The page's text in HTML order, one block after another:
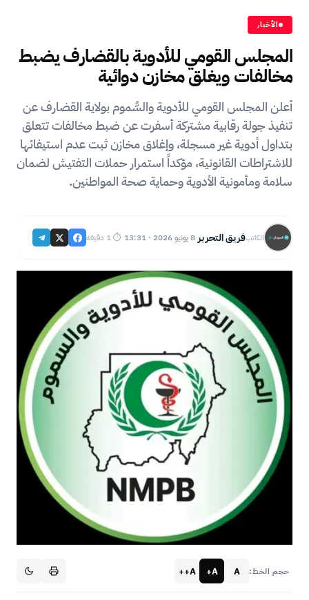
الأخبار
المجلس القومي للأدوية بالقضارف يضبط
مخالفات ويغلق مخازن دوائية
أعلن المجلس القومي للأدوية والسُّموم بولاية القضارف عن
تنفيذ جولة رقابية مشتركة أسفرت عن ضبط مخالفات تتعلق
بتداول أدوية غير مسجلة، وإغلاق مخازن ثبت عدم استيفائها
للاشتراطات القانونية، مؤكداً استمرار حملات التفتيش لضمان
سلامة ومأمونية الأدوية وحماية صحة المواطنين.
الكاتبفريق التحرير·8 يونيو 2026 · 13:31 ·⏱ 1 دقيقة
حجم الخط: A
A+
A++